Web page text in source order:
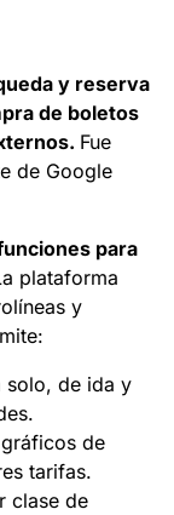
y reserva
de boletos
Fue
de Google
para
plataforma
y
solo, de ida y
de
tarifas.
clase de